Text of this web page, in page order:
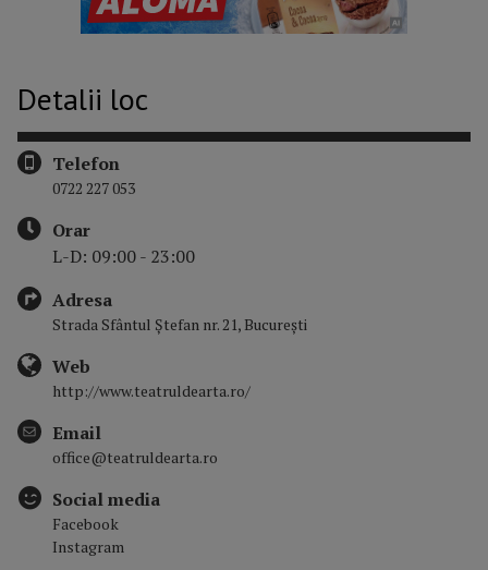
Detalii loc
Telefon
0722 227 053
Orar
L-D: 09:00 - 23:00
Adresa
Strada Sfântul Ștefan nr. 21, București
Web
http://www.teatruldearta.ro/
Email
office@teatruldearta.ro
Social media
Facebook
Instagram